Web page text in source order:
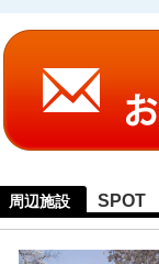
周辺施設 SPOT